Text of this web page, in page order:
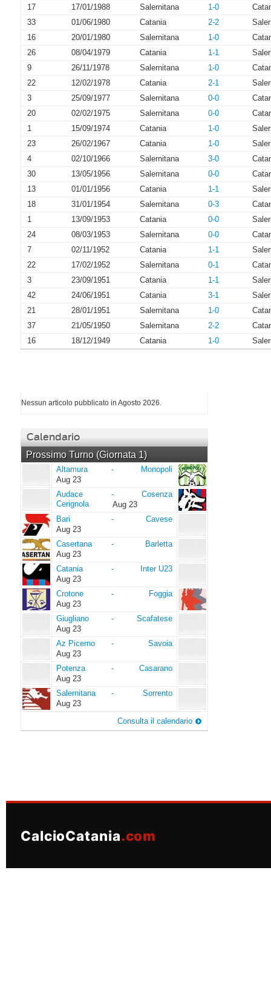
17
17/01/1988 Salernitana 1-0
33
01/06/1980 Catania 2-2
16
20/01/1980 Salernitana 1-0
26
08/04/1979 Catania 1-1
9
26/11/1978 Salernitana 1-0
22
12/02/1978 Catania 2-1
3
25/09/1977 Salernitana 0-0
20
02/02/1975 Salernitana 0-0
1
15/09/1974 Catania 1-0
23
26/02/1967 Catania 1-0
4
02/10/1966 Salernitana 3-0
30
13/05/1956 Salernitana 0-0
13
01/01/1956 Catania 1-1
18
31/01/1954 Salernitana 0-3
1
13/09/1953 Catania 0-0
24
08/03/1953 Salernitana 0-0
7
02/11/1952 Catania 1-1
22
17/02/1952 Salernitana 0-1
3
23/09/1951 Catania 1-1
42
24/06/1951 Catania 3-1
21
28/01/1951 Salernitana 1-0
37
21/05/1950 Salernitana 2-2
16
18/12/1949 Catania 1-0
Nessun articolo pubblicato in Agosto 2026.
Calendario
Prossimo Turno (Giornata 1)
Altamura
Altamura -
Monopoli
Aug 23
Audace
Cerignola
Audace
Cerignola
-
Cosenza
Aug 23
Bari
Bari -
Cavese
Aug 23
Casertana
Casertana -
Barletta
Aug 23
Catania
Catania -
Inter U23
Aug 23
Crotone
Crotone -
Foggia
Aug 23
Giugliano
Giugliano -
Scafatese
Aug 23
Az
Picerno
Az Picerno -
Savoia
Aug 23
Potenza
Potenza -
Casarano
Aug 23
Salernitana
Salernitana -
Sorrento
Aug 23
Consulta il calendario
CalcioCatania.com